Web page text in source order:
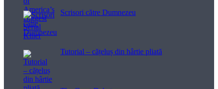
Scrisori către Dumnezeu
Tutorial – cățeluș din hârtie pliată